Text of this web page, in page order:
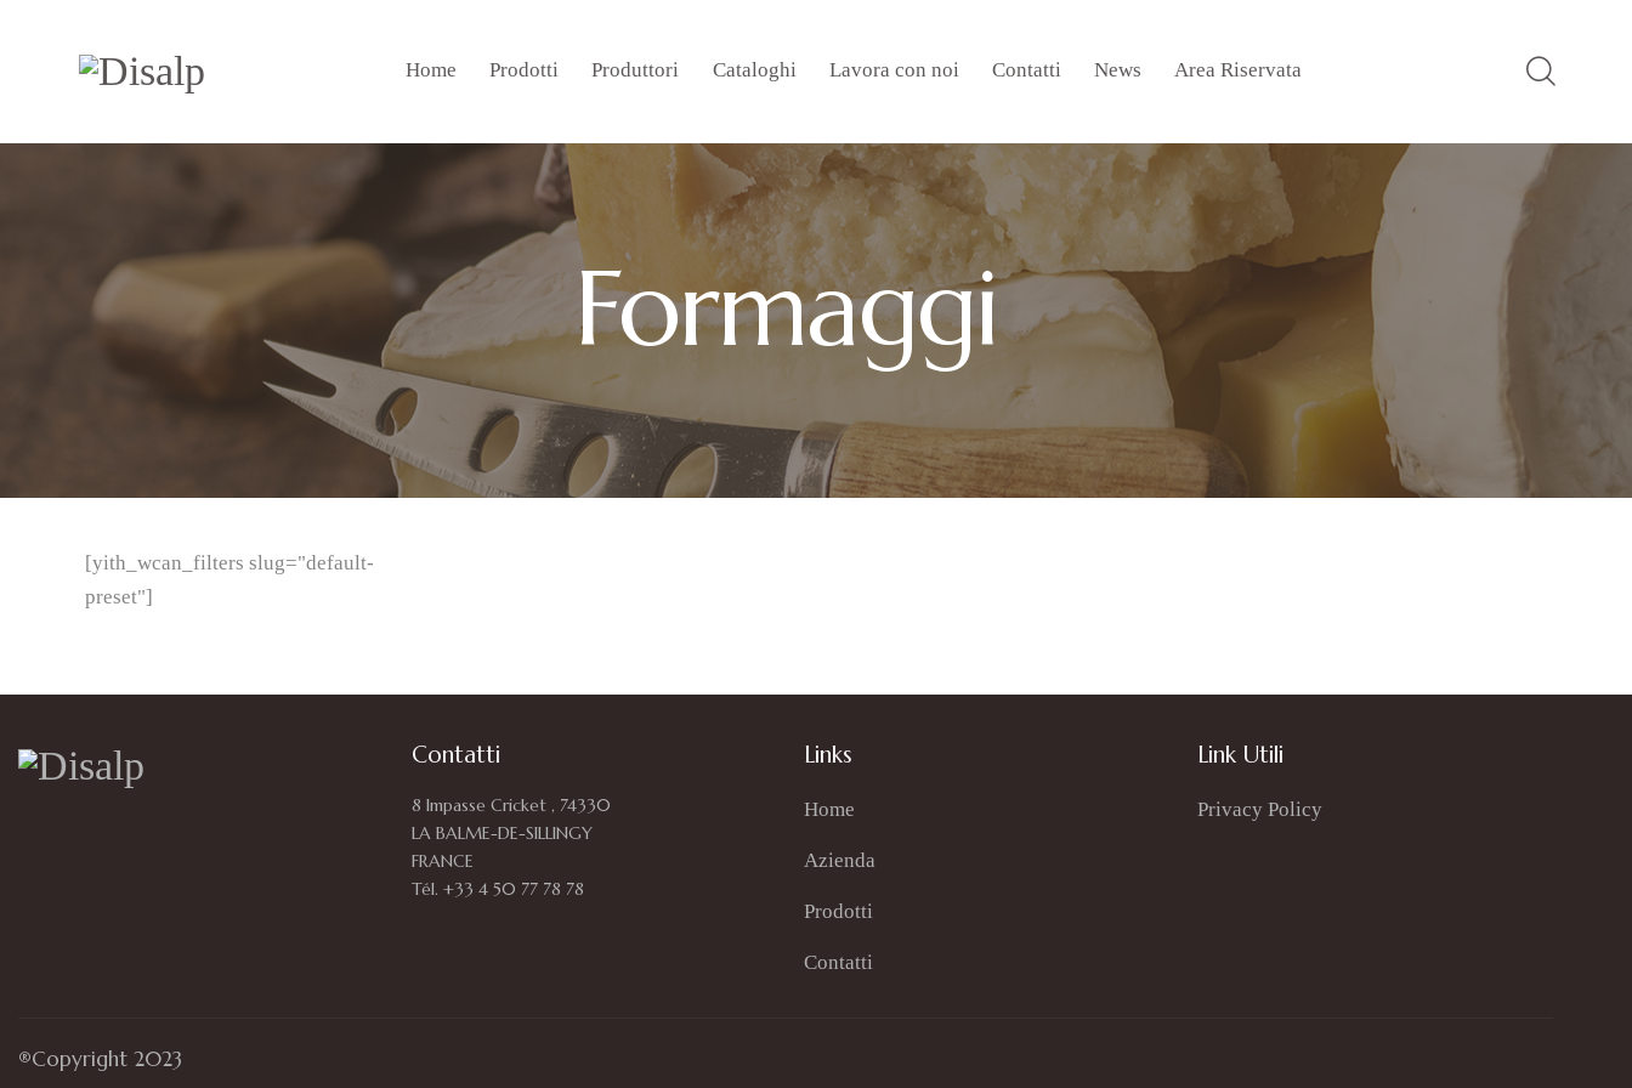
Home Prodotti Produttori Cataloghi Lavora con noi Contatti News Area Riservata
Formaggi
[yith_wcan_filters slug="default-
preset"]
Contatti
8 Impasse Cricket , 74330
LA BALME-DE-SILLINGY
FRANCE
Tél. +33 4 50 77 78 78
Links
Home
Azienda
Prodotti
Contatti
Link Utili
Privacy Policy
®Copyright 2023